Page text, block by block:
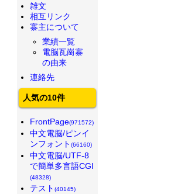
雑文
相互リンク
寨主について
業績一覧
電脳瓦崗寨
の由来
連絡先
人気の10件
FrontPage(971572)
中文電脳/ピンイ
ンフォント (66160)
中文電脳/UTF-8
で簡単多言語CGI
(48328)
テスト (40145)